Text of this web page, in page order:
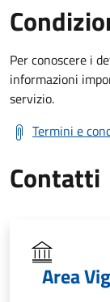
Per conoscere i
informazioni
servizio.
Termini e
Contatti
Area